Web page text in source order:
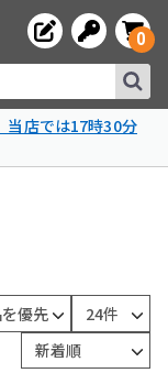
0
当店では17時30分